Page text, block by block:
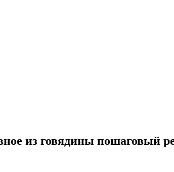
из говядины пошаговый